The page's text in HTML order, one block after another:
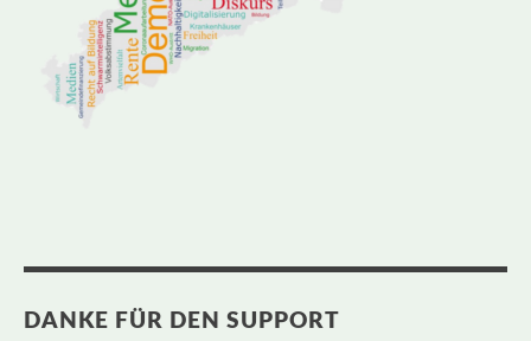
DANKE FÜR DEN SUPPORT